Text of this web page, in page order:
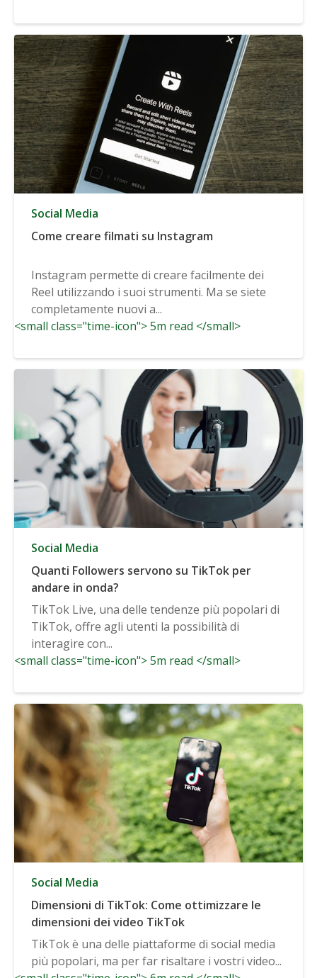
Social Media
Come creare filmati su Instagram
Instagram permette di creare facilmente dei
Reel utilizzando i suoi strumenti. Ma se siete
completamente nuovi a...
<small class="time-icon"> 5m read </small>
Social Media
Quanti Followers servono su TikTok per
andare in onda?
TikTok Live, una delle tendenze più popolari di
TikTok, offre agli utenti la possibilità di
interagire con...
<small class="time-icon"> 5m read </small>
Social Media
Dimensioni di TikTok: Come ottimizzare le
dimensioni dei video TikTok
TikTok è una delle piattaforme di social media
più popolari, ma per far risaltare i vostri video...